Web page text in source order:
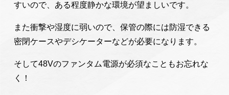
すいので、ある程度静かな環境が望ましいです。
また衝撃や湿度に弱いので、保管の際には防湿できる
密閉ケースやデシケーターなどが必要になります。
そして48Vのファンタム電源が必須なこともお忘れな
く！